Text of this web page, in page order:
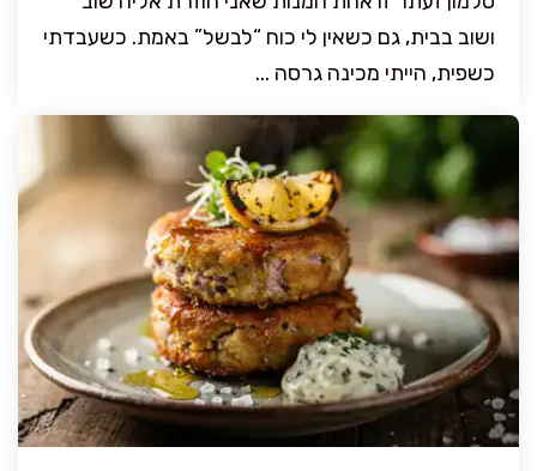
ושוב בבית, גם כשאין לי כוח “לבשל” באמת. כשעבדתי
כשפית, הייתי מכינה גרסה ...